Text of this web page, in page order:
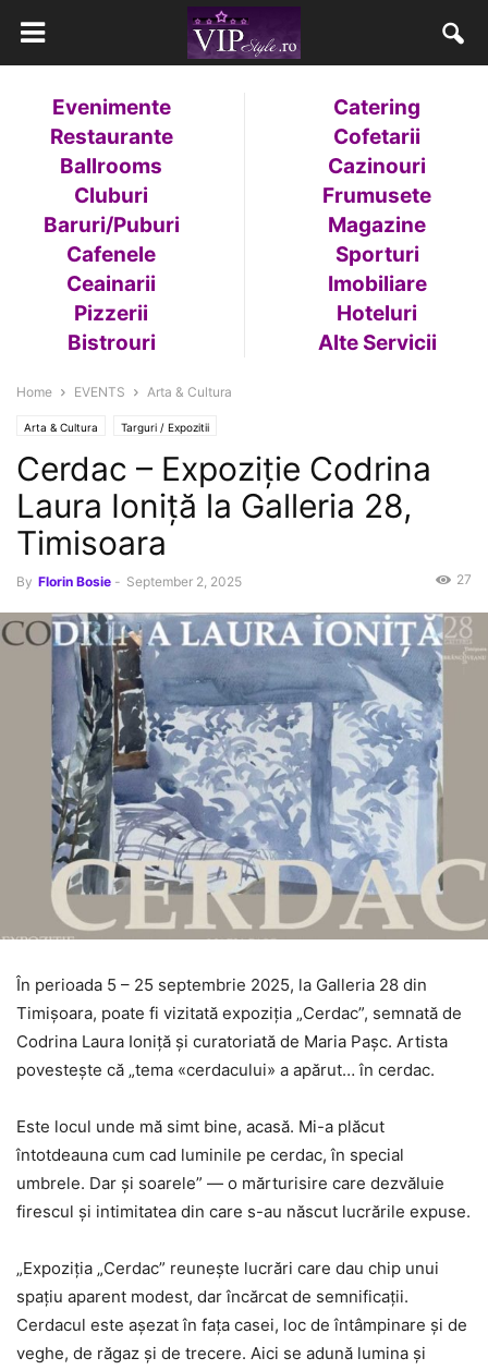
Evenimente
Restaurante
Ballrooms
Cluburi
Baruri/Puburi
Cafenele
Ceainarii
Pizzerii
Bistrouri
Catering
Cofetarii
Cazinouri
Frumusete
Magazine
Sporturi
Imobiliare
Hoteluri
Alte Servicii
Home EVENTS Arta & Cultura
Arta & Cultura Targuri / Expozitii
Cerdac – Expoziție Codrina
Laura Ioniță la Galleria 28,
Timisoara
By Florin Bosie - September 2, 2025 27
În perioada 5 – 25 septembrie 2025, la Galleria 28 din
Timișoara, poate fi vizitată expoziția „Cerdac”, semnată de
Codrina Laura Ioniță și curatoriată de Maria Pașc. Artista
povestește că „tema «cerdacului» a apărut… în cerdac.
Este locul unde mă simt bine, acasă. Mi-a plăcut
întotdeauna cum cad luminile pe cerdac, în special
umbrele. Dar și soarele” — o mărturisire care dezvăluie
firescul și intimitatea din care s-au născut lucrările expuse.
„Expoziția „Cerdac” reunește lucrări care dau chip unui
spațiu aparent modest, dar încărcat de semnificații.
Cerdacul este așezat în fața casei, loc de întâmpinare și de
veghe, de răgaz și de trecere. Aici se adună lumina și